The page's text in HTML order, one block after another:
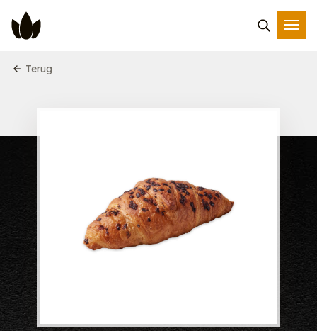
Terug